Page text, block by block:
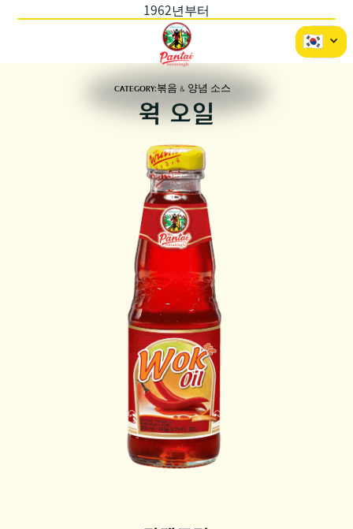
1962년부터
CATEGORY:볶음 & 양념 소스
웍 오일